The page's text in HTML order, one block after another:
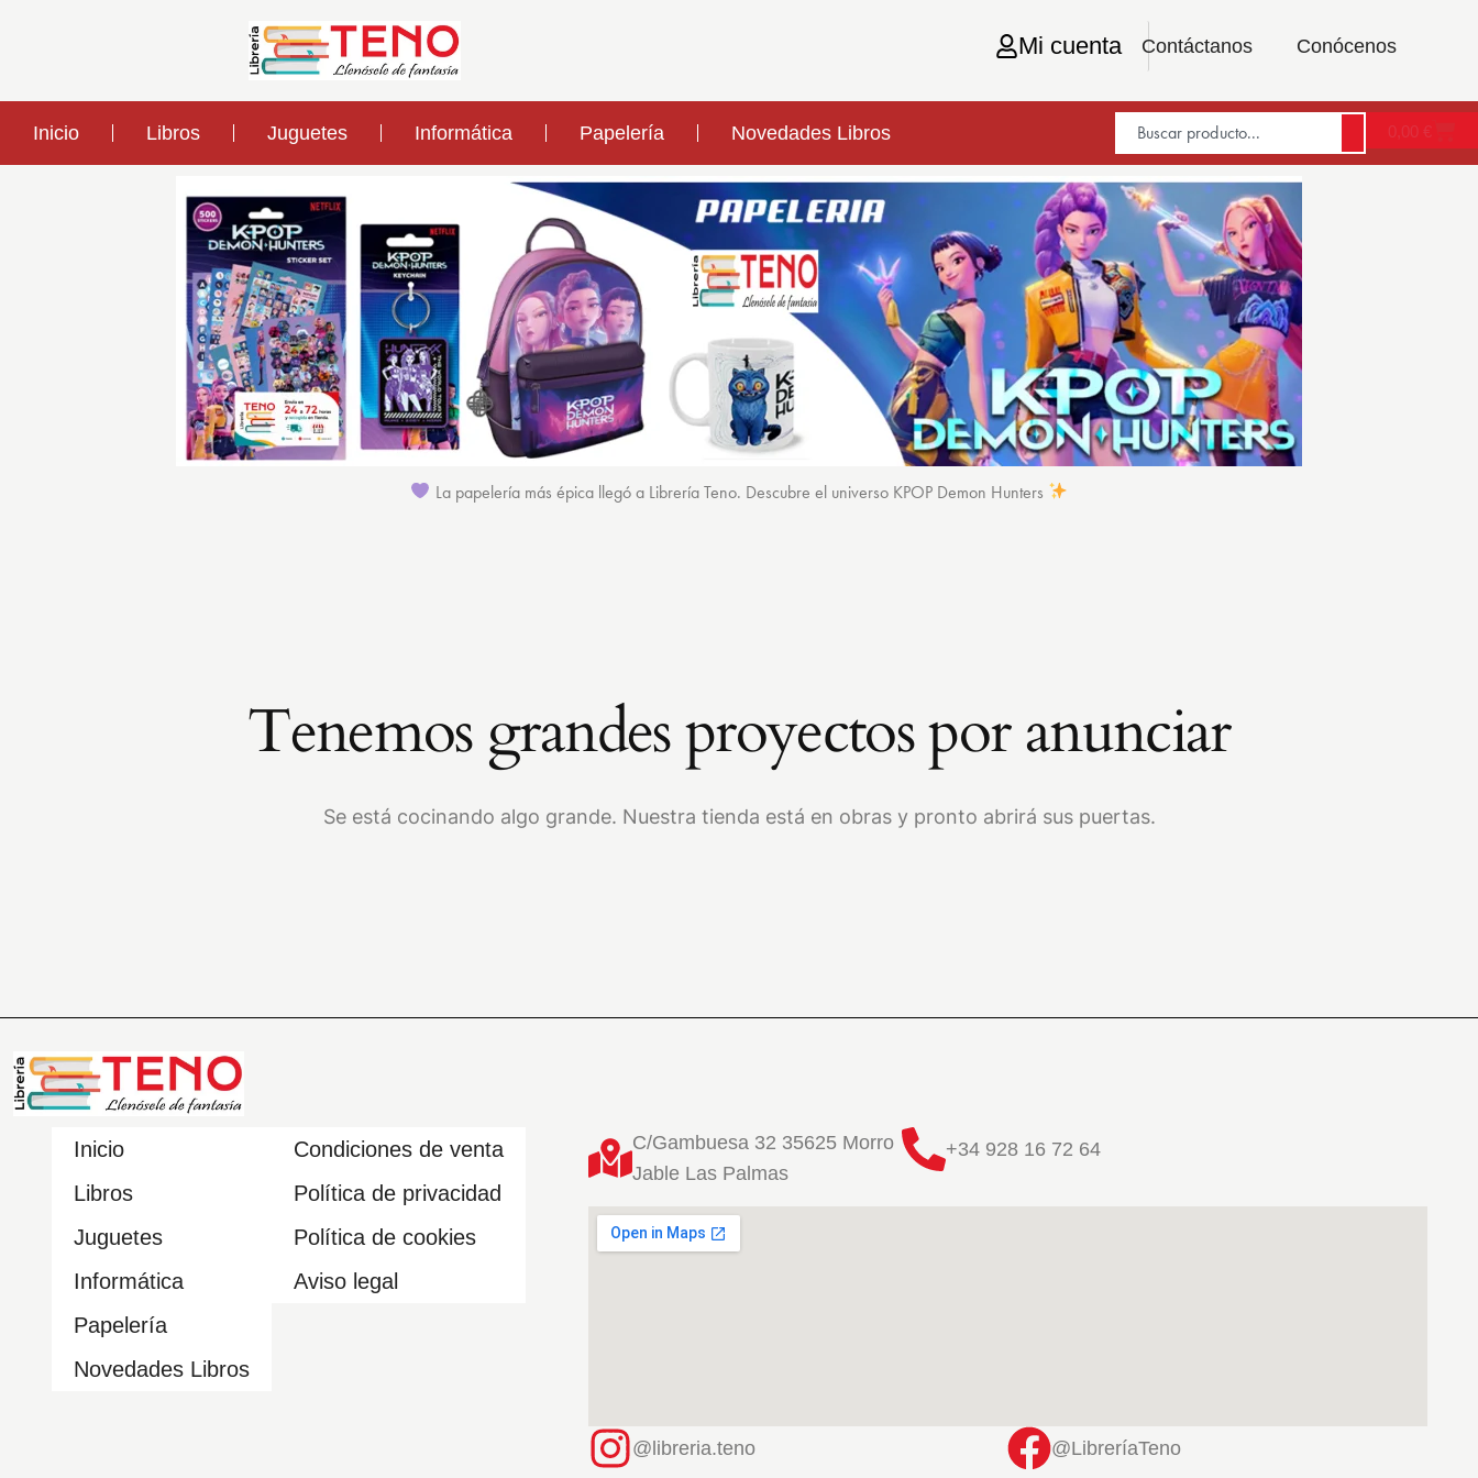
Contáctanos Conócenos
Mi cuenta
Inicio Libros Juguetes Informática Papelería Novedades Libros 0,00 €
La papelería más épica llegó a Librería Teno. Descubre el universo KPOP Demon Hunters
Tenemos grandes proyectos por anunciar
Se está cocinando algo grande. Nuestra tienda está en obras y pronto abrirá sus puertas.
Inicio
Libros
Juguetes
Informática
Papelería
Novedades Libros
Condiciones de venta
Política de privacidad
Política de cookies
Aviso legal
C/Gambuesa 32 35625 Morro
Jable Las Palmas
+34 928 16 72 64
@libreria.teno @LibreríaTeno